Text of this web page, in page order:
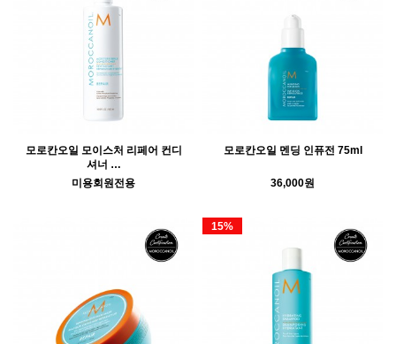
모로칸오일 모이스처 리페어 컨디
셔너 …
미용회원전용
모로칸오일 멘딩 인퓨전 75ml
36,000원
15%